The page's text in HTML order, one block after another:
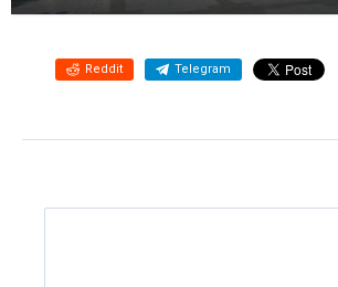
Reddit Telegram